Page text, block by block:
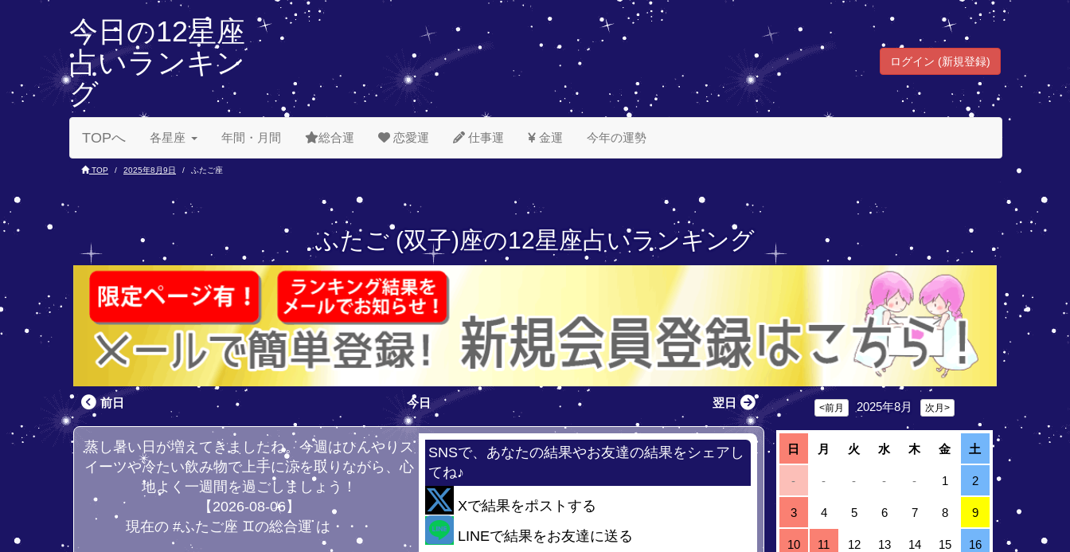
今日の12星座
占いランキン
グ
ログイン (新規登録)
TOPへ 各星座 年間・月間 総合運 恋愛運 仕事運 金運 今年の運勢
TOP 2025年8月9日 ふたご座
ふたご (双子)座の12星座占いランキング
前日 今日 翌日
蒸し暑い日が増えてきましたね。今週はひんやりス
イーツや冷たい飲み物で上手に涼を取りながら、心
地よく一週間を過ごしましょう！
【2026-08-06】
現在の #ふたご座 ♊の総合運 は・・・
SNSで、あなたの結果やお友達の結果をシェアし
てね♪
Xで結果をポストする
LINEで結果をお友達に送る
<前月 2025年8月 次月>
日 月 火 水 木 金 土
- - - - - 1 2
3 4 5 6 7 8 9
10 11 12 13 14 15 16